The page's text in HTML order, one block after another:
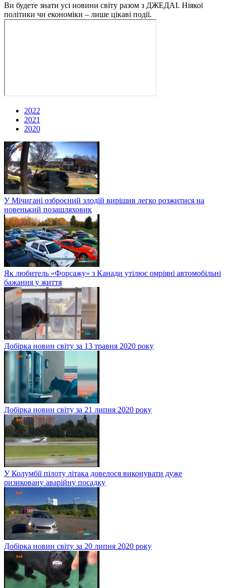
Ви будете знати усі новини світу разом з ДЖЕДАІ. Ніякої
політики чи економіки – лише цікаві події.
2022
2021
2020
У Мічигані озброєний злодій вирішив легко розжитися на
новенький позашляховик
Як любитель «Форсажу» з Канади утілює омріяні автомобільні
бажання у життя
Добірка новин світу за 13 травня 2020 року
Добірка новин світу за 21 липня 2020 року
У Колумбії пілоту літака довелося виконувати дуже
ризиковану аварійну посадку
Добірка новин світу за 20 липня 2020 року